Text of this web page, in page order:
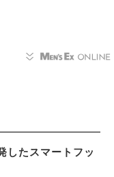
したスマートフッ